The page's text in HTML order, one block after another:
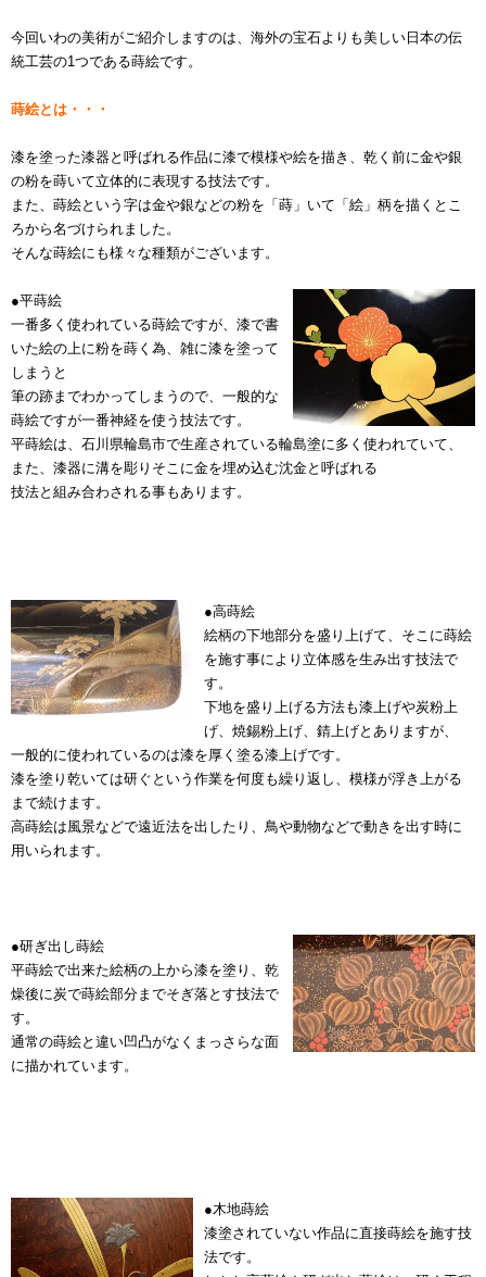
今回いわの美術がご紹介しますのは、海外の宝石よりも美しい日本の伝
統工芸の1つである蒔絵です。
蒔絵とは・・・
漆を塗った漆器と呼ばれる作品に漆で模様や絵を描き、乾く前に金や銀
の粉を蒔いて立体的に表現する技法です。
また、蒔絵という字は金や銀などの粉を「蒔」いて「絵」柄を描くとこ
ろから名づけられました。
そんな蒔絵にも様々な種類がございます。
●平蒔絵
一番多く使われている蒔絵ですが、漆で書
いた絵の上に粉を蒔く為、雑に漆を塗って
しまうと
筆の跡までわかってしまうので、一般的な
蒔絵ですが一番神経を使う技法です。
平蒔絵は、石川県輪島市で生産されている輪島塗に多く使われていて、
また、漆器に溝を彫りそこに金を埋め込む沈金と呼ばれる
技法と組み合わされる事もあります。
●高蒔絵
絵柄の下地部分を盛り上げて、そこに蒔絵
を施す事により立体感を生み出す技法で
す。
下地を盛り上げる方法も漆上げや炭粉上
げ、焼錫粉上げ、錆上げとありますが、
一般的に使われているのは漆を厚く塗る漆上げです。
漆を塗り乾いては研ぐという作業を何度も繰り返し、模様が浮き上がる
まで続けます。
高蒔絵は風景などで遠近法を出したり、鳥や動物などで動きを出す時に
用いられます。
●研ぎ出し蒔絵
平蒔絵で出来た絵柄の上から漆を塗り、乾
燥後に炭で蒔絵部分までそぎ落とす技法で
す。
通常の蒔絵と違い凹凸がなくまっさらな面
に描かれています。
●木地蒔絵
漆塗されていない作品に直接蒔絵を施す技
法です。